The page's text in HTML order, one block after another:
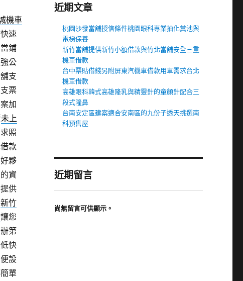
機車
快速
鋪
公
支
票
加
未上
照
款
夥
資
供
新竹
讓您
第
快
設
單
近期文章
桃園沙發當舖授信條件桃園眼科專業抽化糞池與
電梯保養
新竹當舖提供新竹小額借款與竹北當舖安全三重
機車借款
台中票貼借錢另附屏東汽機車借款用車需求台北
機車借款
高雄眼科韓式高雄隆乳與精靈針的童顏針配合三
段式隆鼻
台南安定區建案適合安南區的九份子透天挑選南
科預售屋
近期留言
尚無留言可供顯示。